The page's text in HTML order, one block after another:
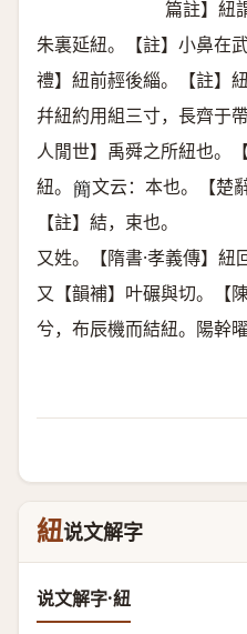
篇註】紐
朱裏延紐。【註】小鼻在
禮】紐前䞓後緇。【註】
幷紐約用組三寸，長齊于
人閒世】禹舜之所紐也。
紐。 𥳑 文云：本也。【楚
【註】結，束也。
又姓。【隋書·孝義傳】紐
又【韻補】叶碾與切。【
兮，布辰機而結紐。陽幹
紐说文解字
说文解字·紐